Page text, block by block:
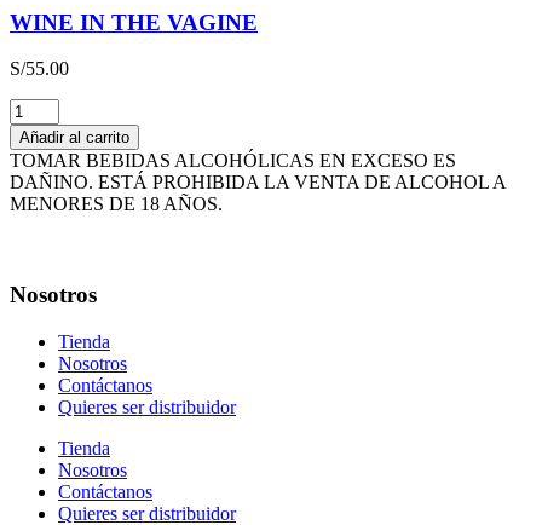
WINE IN THE VAGINE
S/55.00
WINE
IN
THE
VAGINE
cantidad
Añadir al carrito
TOMAR BEBIDAS ALCOHÓLICAS EN EXCESO ES
DAÑINO. ESTÁ PROHIBIDA LA VENTA DE ALCOHOL A
MENORES DE 18 AÑOS.
Nosotros
Tienda
Nosotros
Contáctanos
Quieres ser distribuidor
Tienda
Nosotros
Contáctanos
Quieres ser distribuidor